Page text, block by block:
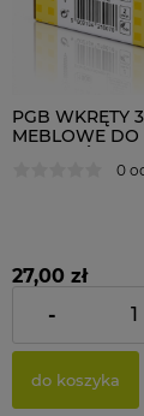
PGB WKRĘTY
MEBLOWE
0
27,00 zł
Cena netto:
-
do koszyka